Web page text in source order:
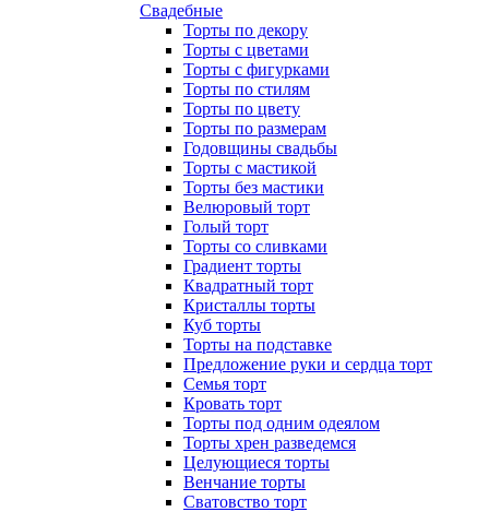
Свадебные
Торты по декору
Торты с цветами
Торты с фигурками
Торты по стилям
Торты по цвету
Торты по размерам
Годовщины свадьбы
Торты с мастикой
Торты без мастики
Велюровый торт
Голый торт
Торты со сливками
Градиент торты
Квадратный торт
Кристаллы торты
Куб торты
Торты на подставке
Предложение руки и сердца торт
Семья торт
Кровать торт
Торты под одним одеялом
Торты хрен разведемся
Целующиеся торты
Венчание торты
Сватовство торт